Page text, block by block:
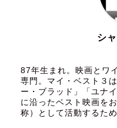
シ
87年生まれ。映画とワ
専門。マイ・ベスト３
ー・ブラッド」「ユナ
に沿ったベスト映画を
称）として活動するた